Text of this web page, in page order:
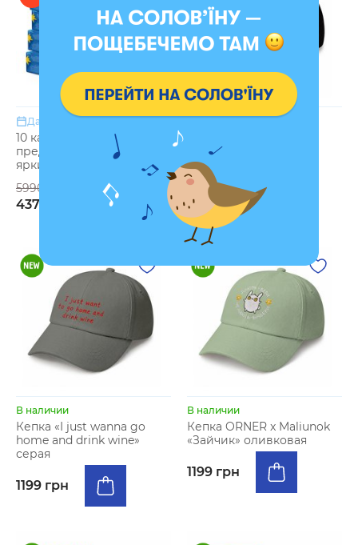
Дата отправки: 17.09.2026
10 календарей с
предсказаниями «Мой
яркий 2027»
5990 грн
4373 грн
В наличии
добрый день» черная
1199 грн
В наличии
Кепка «I just wanna go
home and drink wine»
серая
1199 грн
В наличии
Кепка ORNER x Maliunok
«Зайчик» оливковая
1199 грн